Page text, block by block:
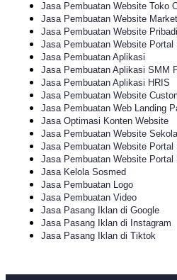
Jasa Pembuatan Website Toko
Jasa Pembuatan Website
Jasa Pembuatan Website Pribadi
Jasa Pembuatan Website Portal
Jasa Pembuatan Aplikasi
Jasa Pembuatan Aplikasi SMM
Jasa Pembuatan Aplikasi HRIS
Jasa Pembuatan Website
Jasa Pembuatan Web Landing
Jasa Optimasi Konten Website
Jasa Pembuatan Website
Jasa Pembuatan Website Portal
Jasa Pembuatan Website Portal
Jasa Kelola Sosmed
Jasa Pembuatan Logo
Jasa Pembuatan Video
Jasa Pasang Iklan di Google
Jasa Pasang Iklan di Instagram
Jasa Pasang Iklan di Tiktok